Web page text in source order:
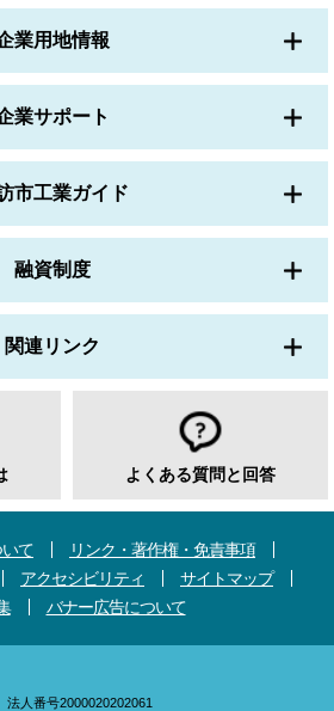
業用地情報
業サポート
市工業ガイド
融資制度
関連リンク
よくある質問と回答
て
リンク・著作権・免責事項
アクセシビリティ
サイトマップ
バナー広告について
法人番号2000020202061